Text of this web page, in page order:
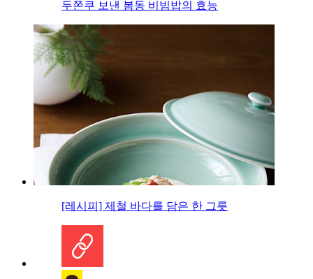
두쫀쿠 보낸 봄동 비빔밥의 효능
[레시피] 제철 바다를 담은 한 그릇